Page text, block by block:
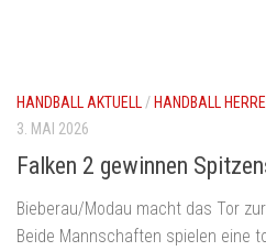
HANDBALL AKTUELL/ HANDBALL
3. MAI 2026
Falken 2 gewinnen
Bieberau/Modau macht das Tor
Beide Mannschaften spielen eine